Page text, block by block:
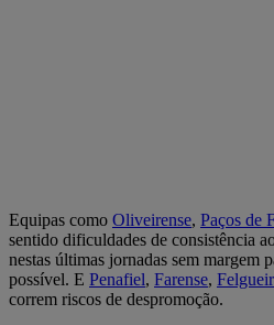
Equipas como Oliveirense, Paços de
sentido dificuldades de consistência
nestas últimas jornadas sem margem
possível. E Penafiel, Farense,
correm riscos de despromoção.